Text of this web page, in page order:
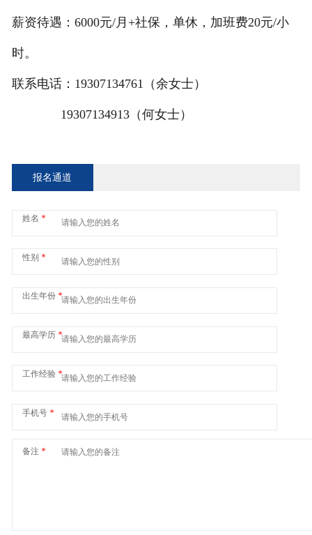
薪资待遇：6000元/月+社保，单休，加班费20元/小
时。
联系电话：19307134761（余女士）
19307134913（何女士）
报名通道
姓名 *
性别 *
出生年份 *
最高学历 *
工作经验 *
手机号 *
备注 *